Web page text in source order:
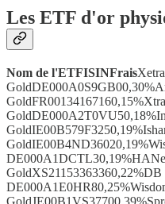
Les ETF d'or
Nom de l'ETFISINFrais
GoldXS21153363360,22%DB